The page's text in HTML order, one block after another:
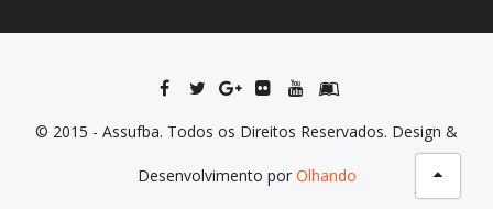
© 2015 - Assufba. Todos os Direitos Reservados. Design &
Desenvolvimento por Olhando